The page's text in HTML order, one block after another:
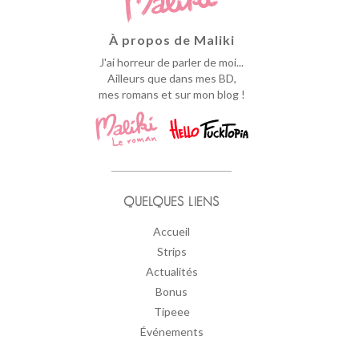
À propos de Maliki
J'ai horreur de parler de moi...
Ailleurs que dans mes BD,
mes romans et sur mon blog !
QUELQUES LIENS
Accueil
Strips
Actualités
Bonus
Tipeee
Événements